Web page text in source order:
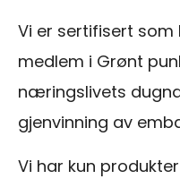
Vi er sertifisert
medlem i Grønt
næringslivets
gjenvinning av
Vi har kun